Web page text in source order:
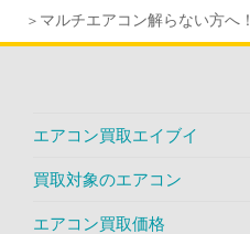
マルチエアコン解らない方へ！
エアコン買取エイブイ
買取対象のエアコン
エアコン買取価格